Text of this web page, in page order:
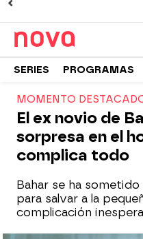
SERIES PROGRAMAS
MOMENTO
El ex novio de
sorpresa en el
complica todo
Bahar se ha
para salvar a la
complicación